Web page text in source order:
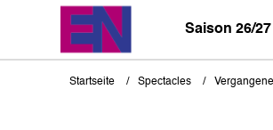
Saison 26/27
Pfadnavigation
Startseite Spectacles